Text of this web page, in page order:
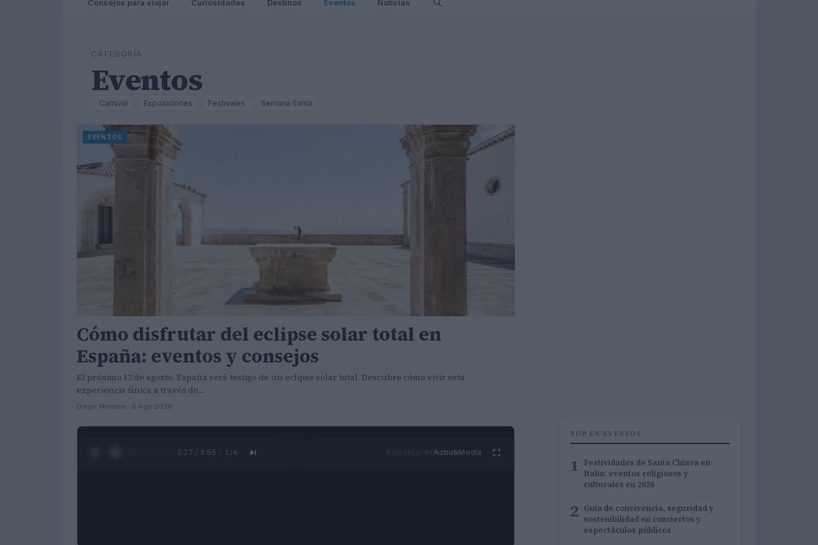
Consejos para viajar Curiosidades Destinos Eventos Noticias
CATEGORÍA
Eventos
Carnival Exposiciones Festivales Semana Santa
EVENTOS
Cómo disfrutar del eclipse solar total en
España: eventos y consejos
El próximo 12 de agosto, España será testigo de un eclipse solar total. Descubre cómo vivir esta
experiencia única a través de…
Diego Morales · 8 Ago 2026
0:28 / 3:55 1 /4 AdhubMedia
TOP EN EVENTOS
1 Festividades de Santa Chiara en
Italia: eventos religiosos y
culturales en 2026
2 Guía de convivencia, seguridad y
sostenibilidad en conciertos y
espectáculos públicos